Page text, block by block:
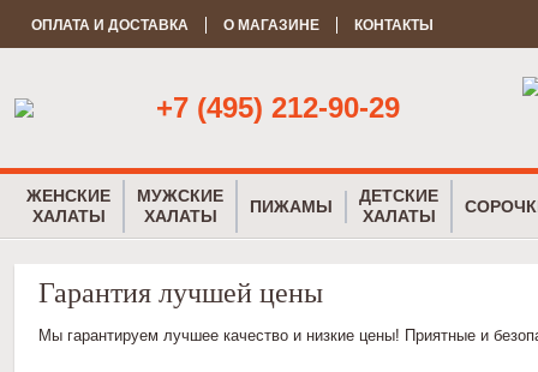
ОПЛАТА И ДОСТАВКА О МАГАЗИНЕ КОНТАКТЫ
+7 (495) 212-90-29
ЖЕНСКИЕ
ХАЛАТЫ
МУЖСКИЕ
ХАЛАТЫ
ПИЖАМЫ
ДЕТСКИЕ
ХАЛАТЫ
Гарантия лучшей цены
Мы гарантируем лучшее качество и низкие цены! Приятные и